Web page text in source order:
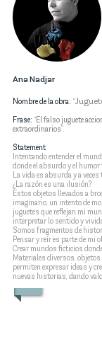
Ana Nadjar
Nombre de la obra:
Frase: “El falso juguete
extraordinarios”.
Statement
Intentando entender el
donde el absurdo y el humor
La vida es absurda y a
¿La razón es una ilusión?
Estos objetos llevados a
imaginario, un intento de
juguetes que reflejan mi
interpretar lo sentido y
Somos fragmentos de
Pensar y reír es parte de mi
Crear mundos ficticios
Materiales diversos,
permiten expresar ideas y
nuevas historias, dando